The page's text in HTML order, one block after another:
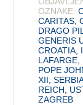
OZNAKE:
CARITAS ,
DRAGO
GENERIS
CROATIA
LAFARGE
POPE
XII ,
REICH
ZAGREB